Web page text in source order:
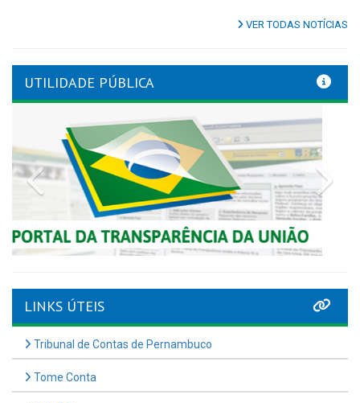
VER TODAS NOTÍCIAS
UTILIDADE PÚBLICA
Previous
LINKS ÚTEIS
Tribunal de Contas de Pernambuco
Tome Conta